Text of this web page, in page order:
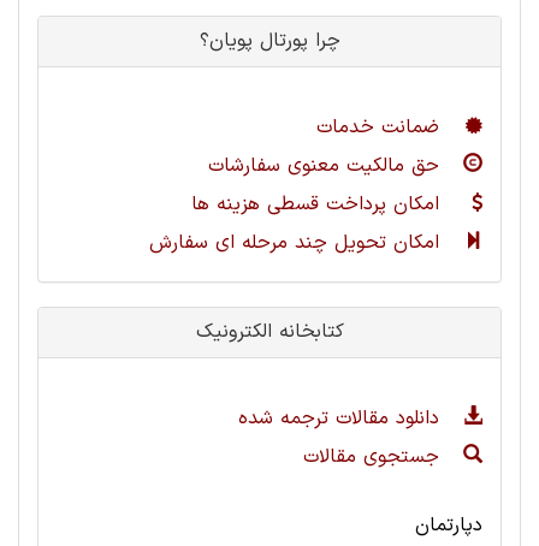
چرا پورتال پویان؟
ضمانت خدمات
حق مالکیت معنوی سفارشات
امکان پرداخت قسطی هزینه ها
امکان تحویل چند مرحله ای سفارش
کتابخانه الکترونیک
دانلود مقالات ترجمه شده
جستجوی مقالات
دپارتمان